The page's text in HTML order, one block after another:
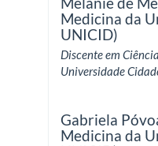
Medicina da
UNICID)
Discente em
Universidade
Gabriela
Medicina da